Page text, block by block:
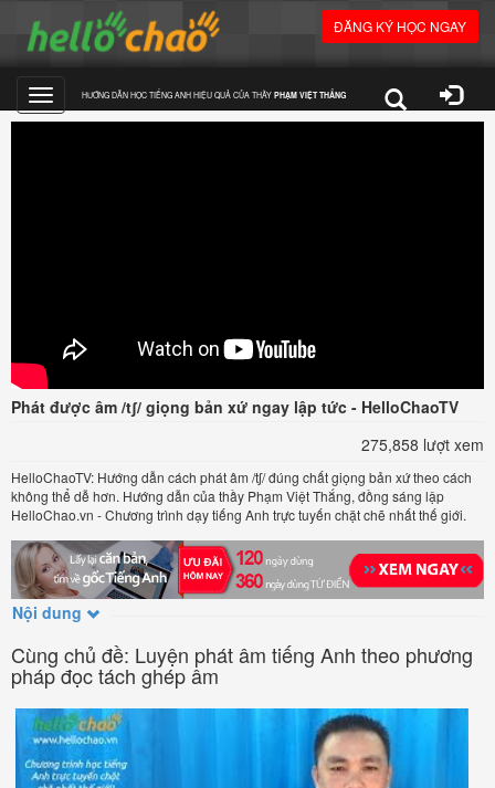
ĐĂNG KÝ HỌC NGAY
Toggle
HƯỚNG DẪN HỌC TIẾNG ANH HIỆU QUẢ CỦA THẦY PHẠM VIỆT THẮNG
Phát được âm /tʃ/ giọng bản xứ ngay lập tức - HelloChaoTV
275,858 lượt xem
HelloChaoTV: Hướng dẫn cách phát âm /tʃ/ đúng chất giọng bản xứ theo cách
không thể dễ hơn. Hướng dẫn của thầy Phạm Việt Thắng, đồng sáng lập
HelloChao.vn - Chương trình dạy tiếng Anh trực tuyến chặt chẽ nhất thế giới.
Nội dung
Cùng chủ đề: Luyện phát âm tiếng Anh theo phương
pháp đọc tách ghép âm